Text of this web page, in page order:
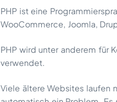
PHP ist eine
WooCommerce, Joomla,
PHP wird unter anderem für
verwendet.
Viele ältere Websites laufen